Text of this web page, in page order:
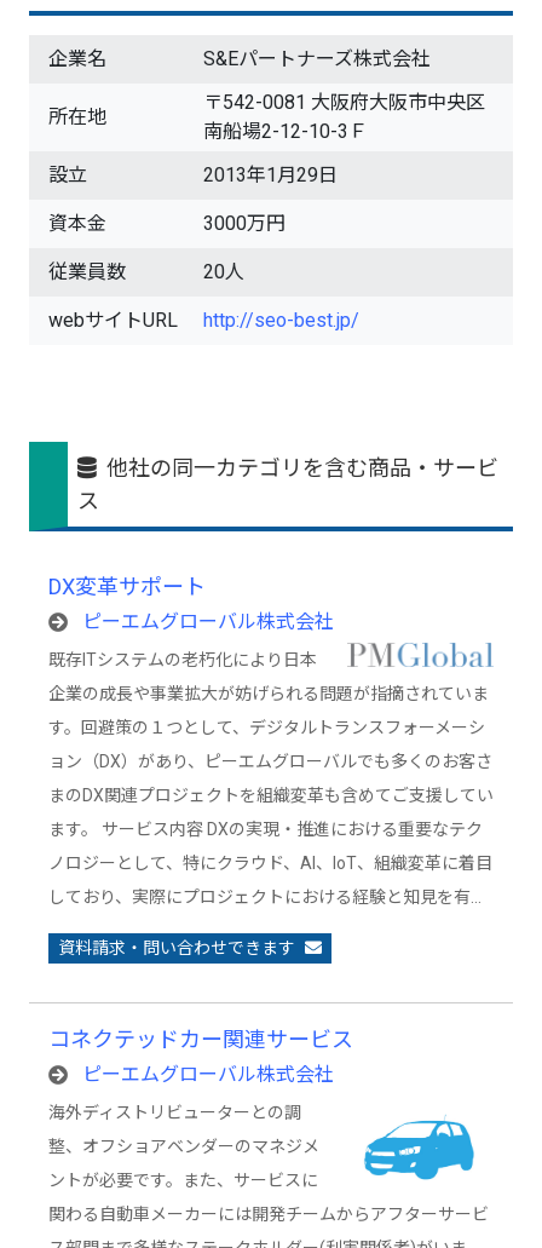
企業名 S&Eパートナーズ株式会社
所在地
〒542-0081 大阪府大阪市中央区
南船場2-12-10-3Ｆ
設立
2013年1月29日
資本金 3000万円
従業員数 20人
webサイトURL http://seo-best.jp/
他社の同一カテゴリを含む商品・サービ
ス
DX変革サポート
ピーエムグローバル株式会社
既存ITシステムの老朽化により日本
企業の成長や事業拡大が妨げられる問題が指摘されていま
す。回避策の１つとして、デジタルトランスフォーメーシ
ョン（DX）があり、ピーエムグローバルでも多くのお客さ
まのDX関連プロジェクトを組織変革も含めてご支援してい
ます。 サービス内容 DXの実現・推進における重要なテク
ノロジーとして、特にクラウド、AI、IoT、組織変革に着目
しており、実際にプロジェクトにおける経験と知見を有…
資料請求・問い合わせできます
コネクテッドカー関連サービス
ピーエムグローバル株式会社
海外ディストリビューターとの調
整、オフショアベンダーのマネジメ
ントが必要です。また、サービスに
関わる自動車メーカーには開発チームからアフターサービ